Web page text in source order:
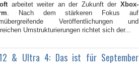
arbeitet weiter an der Zukunft der Xbox-
. Nach dem stärkeren Fokus auf
Veröffentlichungen und
Umstrukturierungen richtet sich der...
& Ultra 4: Das ist für September